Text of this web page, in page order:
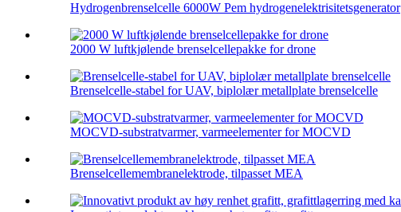
Hydrogenbrenselcelle 6000W Pem hydrogenelektrisitetsgenerator
2000 W luftkjølende brenselcellepakke for drone
Brenselcelle-stabel for UAV, biplolær metallplate brenselcelle
MOCVD-substratvarmer, varmeelementer for MOCVD
Brenselcellemembranelektrode, tilpasset MEA